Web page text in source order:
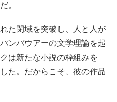
。
た閉域を突破し、人と人が
ンバウアーの文学理論を起
は新たな小説の枠組みを
た。だからこそ、彼の作品